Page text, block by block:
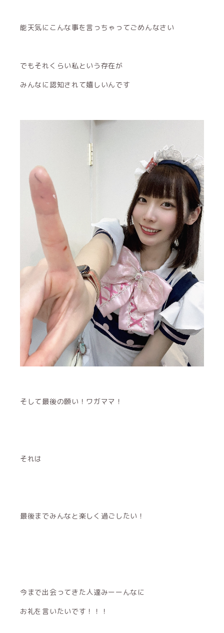
能天気にこんな事を言っちゃってごめんなさい
でもそれくらい私という存在が
みんなに認知されて嬉しいんです
そして最後の願い！ワガママ！
それは
最後までみんなと楽しく過ごしたい！
今まで出会ってきた人達みーーんなに
お礼を言いたいです！！！